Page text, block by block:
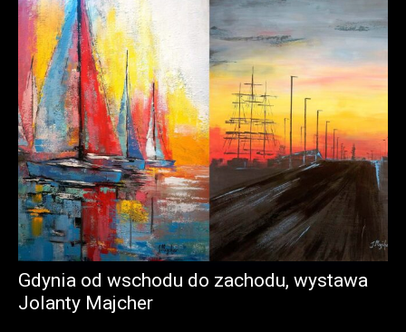
Gdynia od wschodu do zachodu, wystawa
Jolanty Majcher